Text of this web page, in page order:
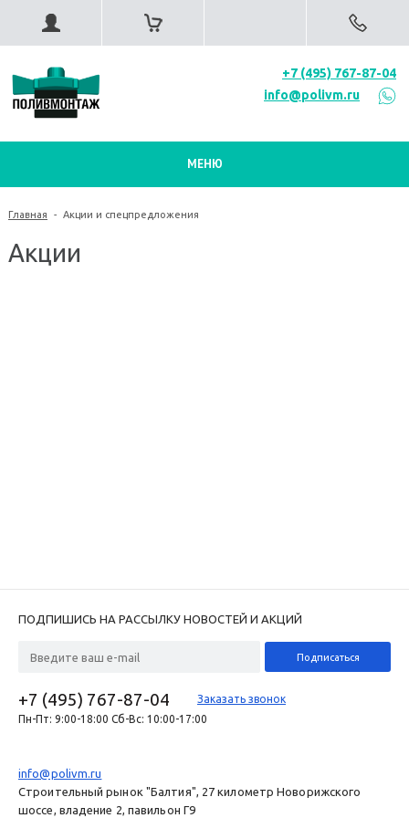
+7 (495) 767-87-04
info@polivm.ru
МЕНЮ
Главная - Акции и спецпредложения
Акции
ПОДПИШИСЬ НА РАССЫЛКУ НОВОСТЕЙ И АКЦИЙ
+7 (495) 767-87-04
Заказать звонок
Пн-Пт: 9:00-18:00 Сб-Вс: 10:00-17:00
info@polivm.ru
Строительный рынок "Балтия", 27 километр Новорижского
шоссе, владение 2, павильон Г9